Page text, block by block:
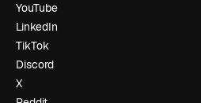
YouTube
LinkedIn
TikTok
Discord
X